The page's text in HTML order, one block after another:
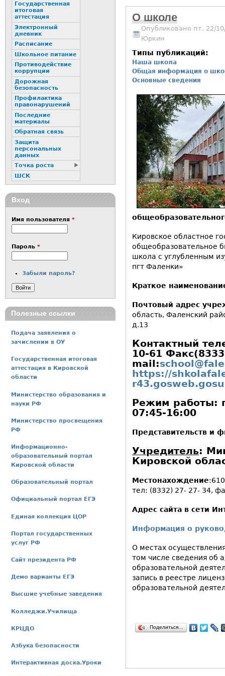
О школе
Опубликовано пт, 22/
Юркин
Типы публикаций:
Наша школа
Общая информация о
Основные сведения
Кировское областное
общеобразовательное
школа с углубленным
пгт Фаленки»
Краткое
Почтовый адрес
область, Фаленский
д.13
Контактный
10-61
mail:
https://
Режим работы:
07:45-16:00
Представительств и
Учредитель:
Кировской
Местонахождение
тел: (8332) 27- 27- 34,
Адрес сайта в сети
Информация о
О местах
том числе сведения об
образовательной
запись в реестре
образовательной
Поделиться…
Государственная
итоговая
аттестация
Электронный
дневник
Расписание
Школьное питание
Пpотиводействие
коppупции
Дорожная
безопасность
Профилактика
пpaвонаpушений
Последние
материалы
Обратная связь
Защита
персональных
данных
Точка роста
ШСК
Вход
Имя пользователя *
Пароль *
Забыли пароль?
Полезные ссылки
Подача заявления о
зачислении в ОУ
Государственная итоговая
аттестация в Кировской
области
Министерство образования и
науки РФ
Министерство просвещения
РФ
Информационно-
образовательный портал
Кировской области
Образовательный портал
Официальный портал ЕГЭ
Единая коллекция ЦОР
Портал государственных
услуг РФ
Сайт президента РФ
Демо варианты ЕГЭ
Высшие учебные заведения
Колледжи.Училища
КРЦДО
Азбука безопасности
Интерактивная доска.Уроки